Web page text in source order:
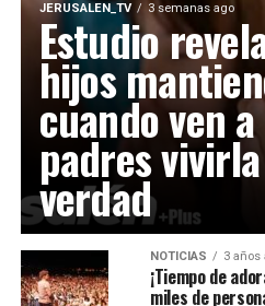
JERUSALEN_TV 3 semanas ago
Estudio
hijos
cuando ven
padres
verdad
NOTICIAS 3 años
¡Tiempo de
miles de